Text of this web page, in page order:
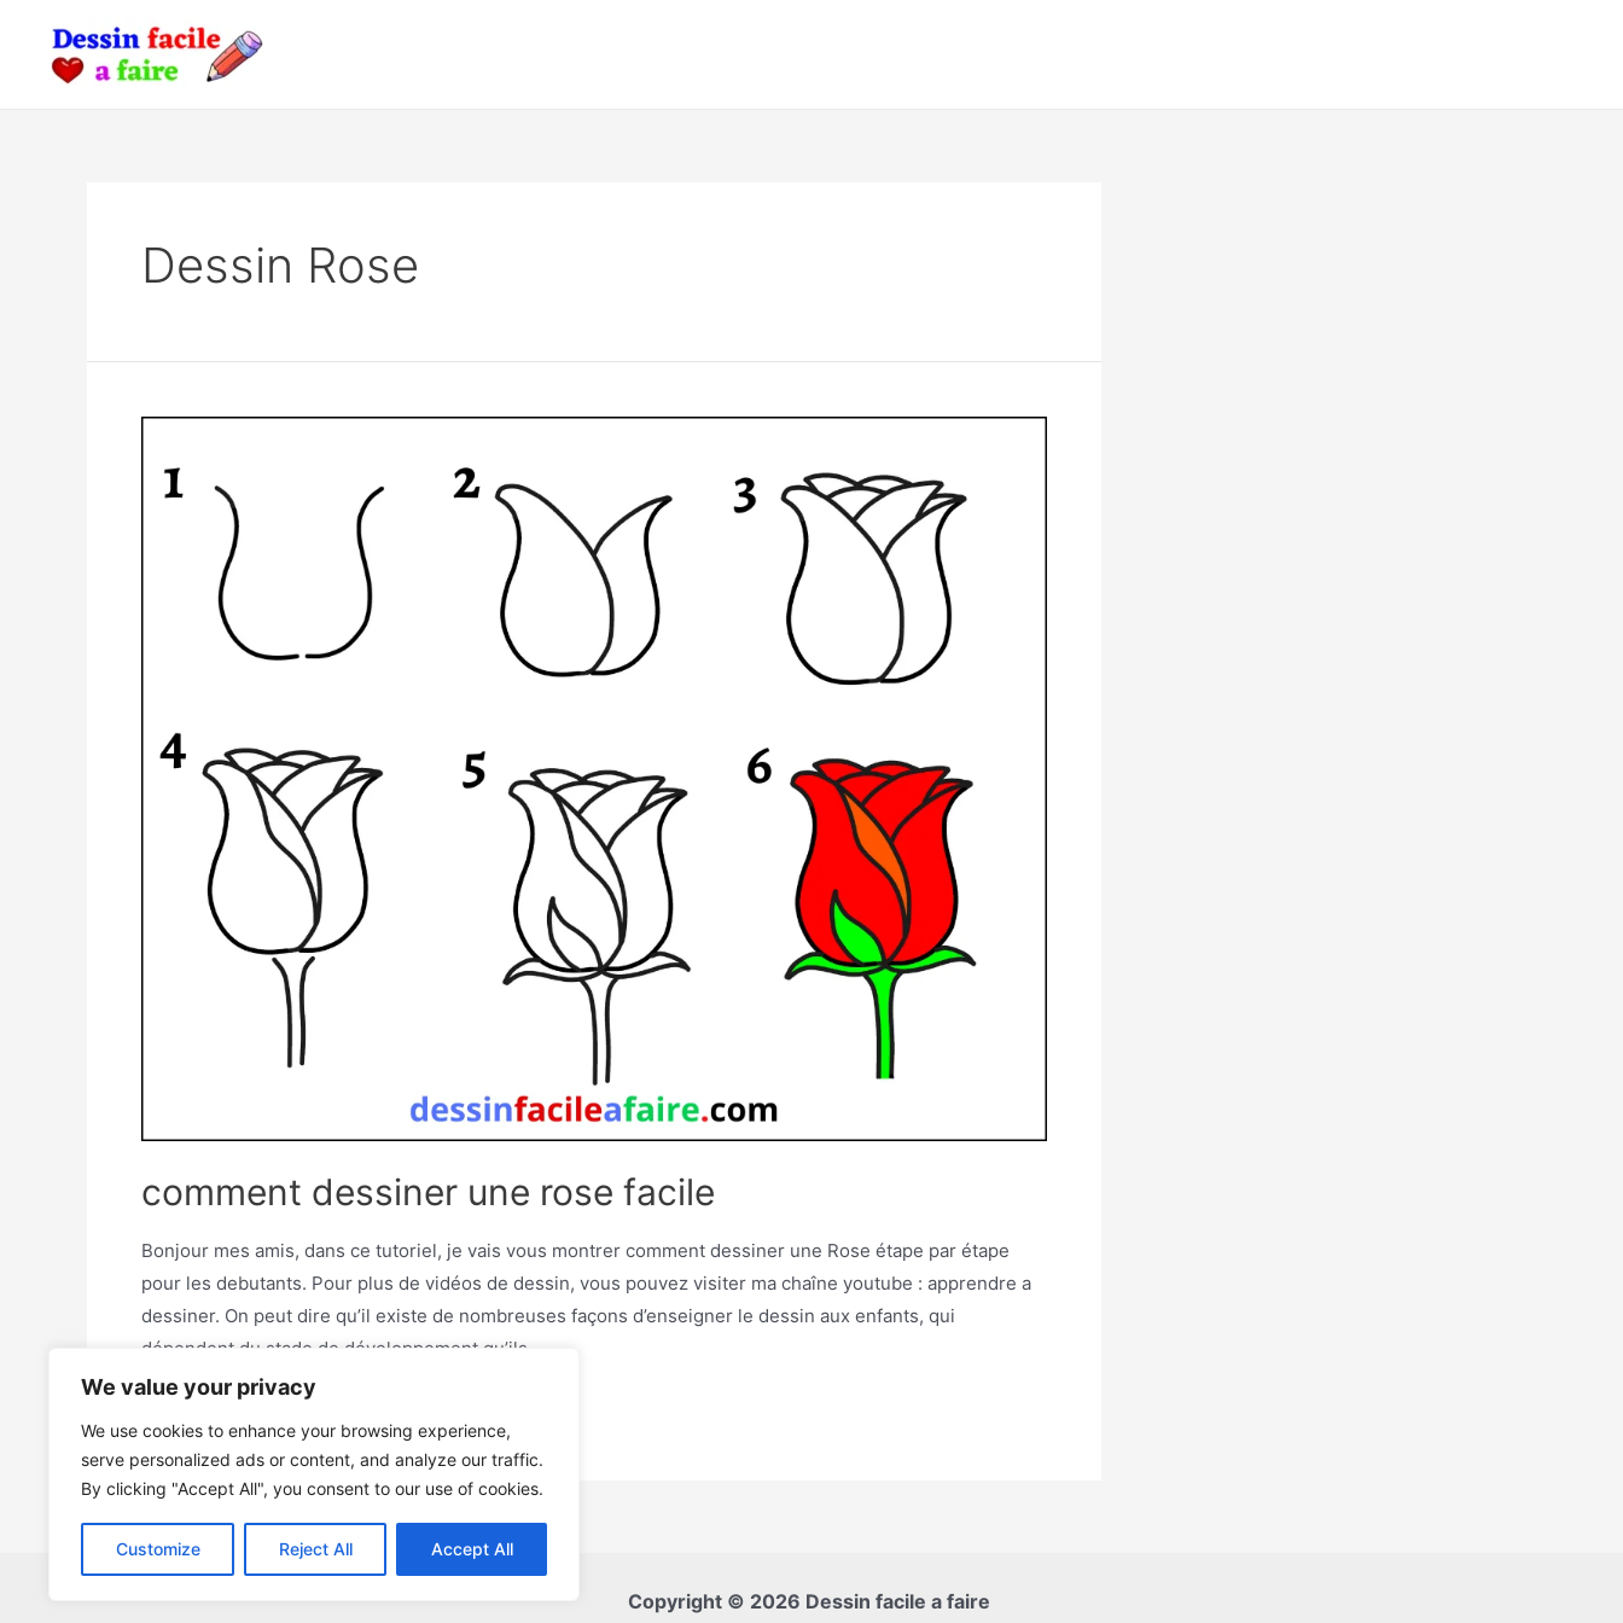
We value your privacy
We use cookies to enhance your browsing experience,
serve personalized ads or content, and analyze our traffic.
By clicking "Accept All", you consent to our use of cookies.
Customize Reject All Accept All
content
Dessin Rose
comment dessiner une rose facile
Bonjour mes amis, dans ce tutoriel, je vais vous montrer comment dessiner une Rose étape par étape
pour les debutants. Pour plus de vidéos de dessin, vous pouvez visiter ma chaîne youtube : apprendre a
dessiner. On peut dire qu’il existe de nombreuses façons d’enseigner le dessin aux enfants, qui
dépendent du stade de développement qu’ils …
dessiner
une
rose
facile
Copyright © 2026 Dessin facile a faire